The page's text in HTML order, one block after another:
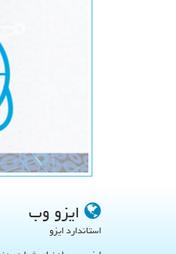
ایزو وب
استاندارد ایزو